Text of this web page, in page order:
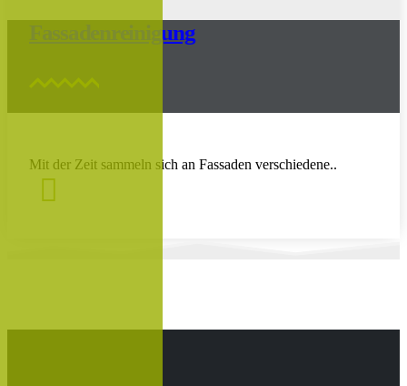
Fassadenreinigung
Mit der Zeit sammeln sich an Fassaden verschiedene..